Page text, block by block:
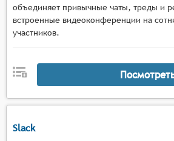
объединяет привычные чаты, треды и
встроенные видеоконференции на
участников.
Slack